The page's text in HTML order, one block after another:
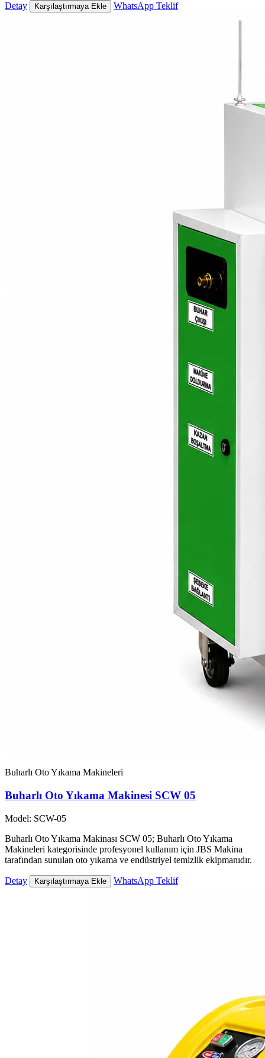
Detay Karşılaştırmaya Ekle WhatsApp Teklif
Buharlı Oto Yıkama Makineleri
Buharlı Oto Yıkama Makinesi SCW 05
Model: SCW-05
Buharlı Oto Yıkama Makinası SCW 05; Buharlı Oto Yıkama
Makineleri kategorisinde profesyonel kullanım için JBS Makina
tarafından sunulan oto yıkama ve endüstriyel temizlik ekipmanıdır.
Detay Karşılaştırmaya Ekle WhatsApp Teklif